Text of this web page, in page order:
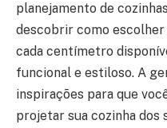
planejamento de
descobrir como
cada centímetro
funcional e estiloso. A
inspirações para que
projetar sua cozinha dos